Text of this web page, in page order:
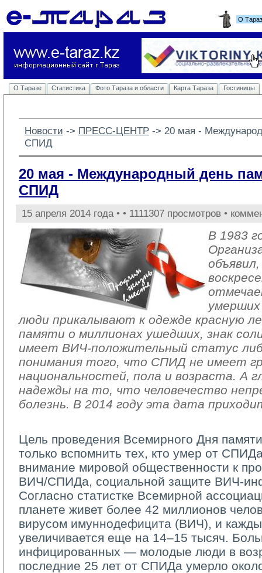
О
О Таразе Статистика Фото Тараза и области Карта Тараза Гостиницы
Новости -> ПРЕСС-ЦЕНТР -> 20 мая -
СПИД
20 мая - Международный день
СПИД
15 апреля 2014 года • • 1111307 просмотров •
В 1983
люди прикалывают к одежде красную
памяти о миллионах ушедших, знак
имеет ВИЧ-положительный статус
понимания того, что СПИД не имеет
национальностей, пола и возраста. А
надежды на то, что человечество
болезнь. В 2014 году эта дата
Цель проведения Всемирного Дня
только вспомнить тех, кто умер от
внимание мировой общественности к
ВИЧ/СПИДа, социальной защите ВИЧ-
Согласно статистке Всемирной
планете живет более 42 миллионов
вирусом имуннодефицита (ВИЧ), и
увеличивается еще на 14–15 тысяч.
инфицированных — молодые люди в
последние 25 лет от СПИДа умерло